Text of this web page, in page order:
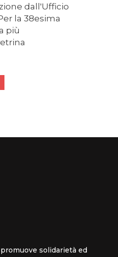
dall'Ufficio
la 38esima
più
solidarietà ed